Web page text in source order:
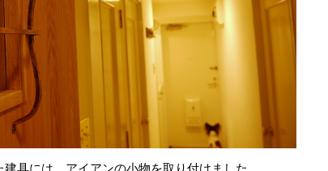
具には、アイアンの小物を取り付けました。